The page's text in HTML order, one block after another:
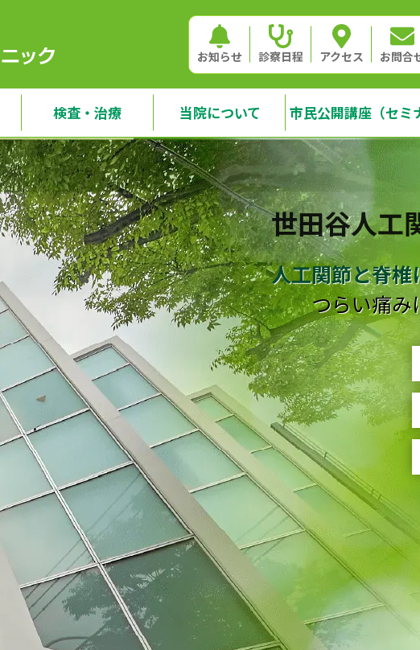
お知らせ 診察日程 アクセス お問合
検査・治療 当院について 市民公開講座（セミ
世田谷人工
人工関節と脊
つらい痛み